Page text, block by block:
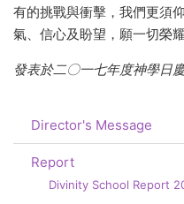
有的挑戰與衝擊，我們更須
氣、信心及盼望，願一切榮
發表於二〇一七年度神學日
Director's Message
Report
Divinity School Report